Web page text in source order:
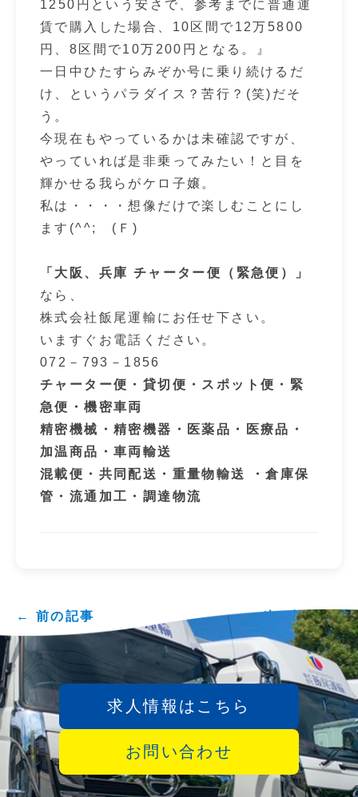
1250円という安さで、参考までに普通運
賃で購入した場合、10区間で12万5800
円、8区間で10万200円となる。』
一日中ひたすらみぞか号に乗り続けるだ
け、というパラダイス？苦行？(笑)だそ
う。
今現在もやっているかは未確認ですが、
やっていれば是非乗ってみたい！と目を
輝かせる我らがケロ子嬢。
私は・・・・想像だけで楽しむことにし
ます(^^; (Ｆ)
「大阪、兵庫 チャーター便（緊急便）」
なら、
株式会社飯尾運輸にお任せ下さい。
いますぐお電話ください。
072－793－1856
チャーター便・貸切便・スポット便・緊
急便・機密車両
精密機械・精密機器・医薬品・医療品・
加温商品・車両輸送
混載便・共同配送・重量物輸送 ・倉庫保
管・流通加工・調達物流
← 前の記事 次の記事 →
求人情報はこちら
お問い合わせ